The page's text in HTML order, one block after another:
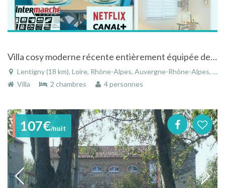
Villa cosy moderne récente entièrement équipée des dernières technologies
Lentigny (18 km), Loire, Rhône-Alpes, Auvergne-Rhône-Alpes, France
Villa
2 chambres 4 personnes
107€/nuit